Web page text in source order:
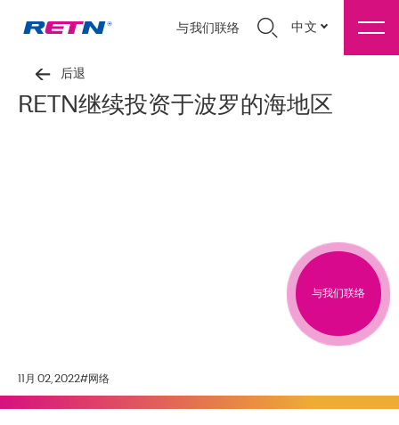
与我们联络 中文
后退
RETN继续投资于波罗的海地区
11月 02, 2022#网络
与我们联络